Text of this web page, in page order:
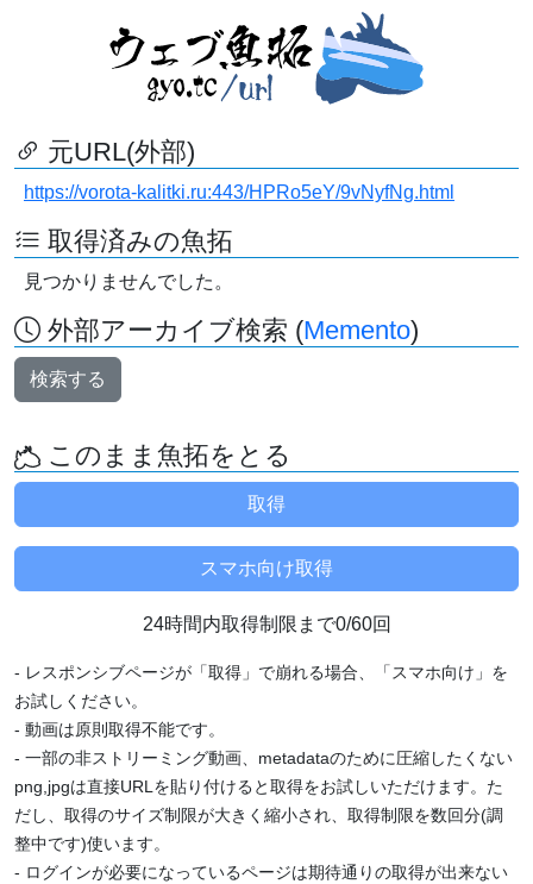
元URL(外部)
https://vorota-kalitki.ru:443/HPRo5eY/9vNyfNg.html
取得済みの魚拓
見つかりませんでした。
外部アーカイブ検索 (Memento)
検索する
このまま魚拓をとる
24時間内取得制限まで0/60回
- レスポンシブページが「取得」で崩れる場合、「スマホ向け」を
お試しください。
- 動画は原則取得不能です。
- 一部の非ストリーミング動画、metadataのために圧縮したくない
png,jpgは直接URLを貼り付けると取得をお試しいただけます。た
だし、取得のサイズ制限が大きく縮小され、取得制限を数回分(調
整中です)使います。
- ログインが必要になっているページは期待通りの取得が出来ない